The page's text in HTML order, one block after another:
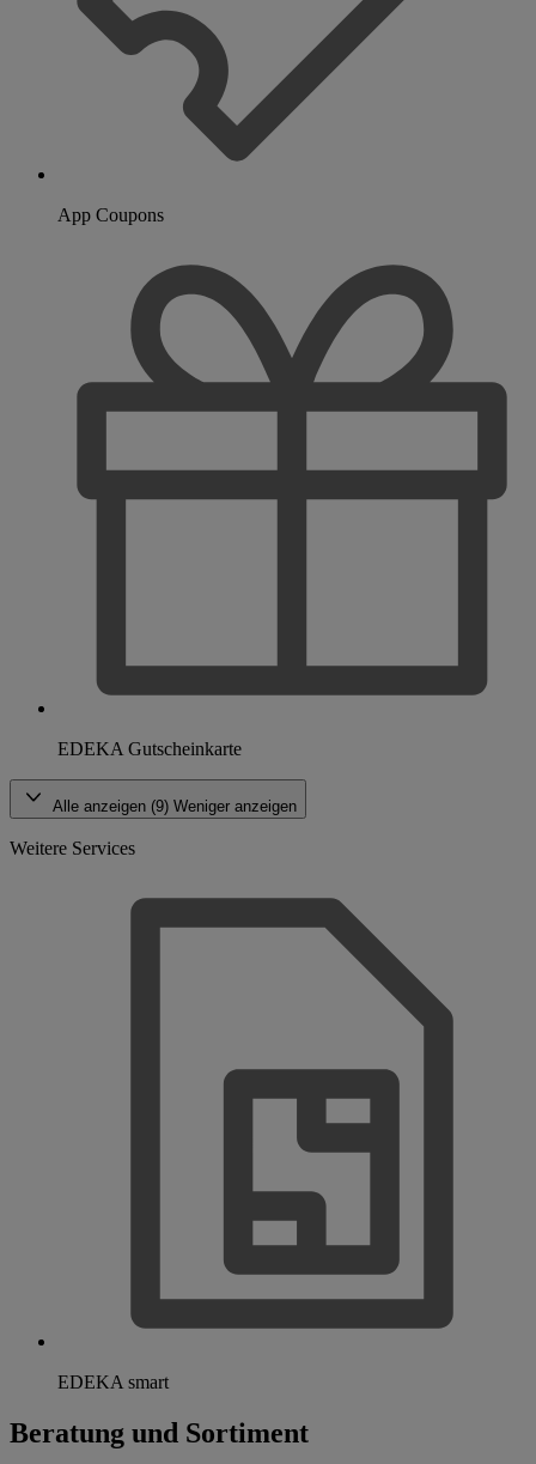
App Coupons
EDEKA Gutscheinkarte
Alle anzeigen (9) Weniger anzeigen
Weitere Services
EDEKA smart
Beratung und Sortiment